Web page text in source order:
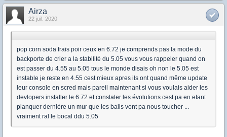
Airza
22 juil. 2020
pop corn soda frais poir ceux en 6.72 je comprends pas la mode du
backporte de crier a la stabilité du 5.05 vous vous rappeler quand on
est passer du 4.55 au 5.05 tous le monde disais oh non le 5.05 est
instable je reste en 4.55 cest mieux apres ils ont quand même update
leur console en scred mais pareil maintenant si vous voulais aider les
devlopers installer le 6.72 et constater les évolutions cest pa en etant
planquer dernière un mur que les balls vont pa nous toucher ...
vraiment ral le bocal ddu 5.05